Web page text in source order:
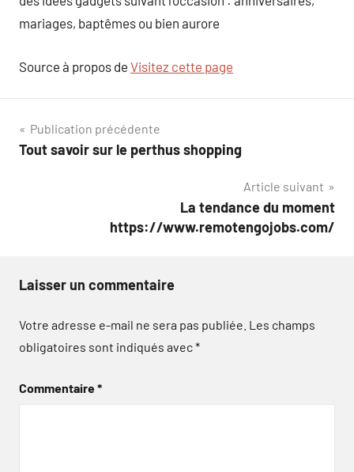
mariages, baptêmes ou bien aurore
Source à propos de Visitez cette page
Navigation
de
Publication précédente
Tout savoir sur le perthus shopping
Article suivant
La tendance du moment
https://www.remotengojobs.com/
Laisser un commentaire
Votre adresse e-mail ne sera pas publiée. Les champs
obligatoires sont indiqués avec*
Commentaire*